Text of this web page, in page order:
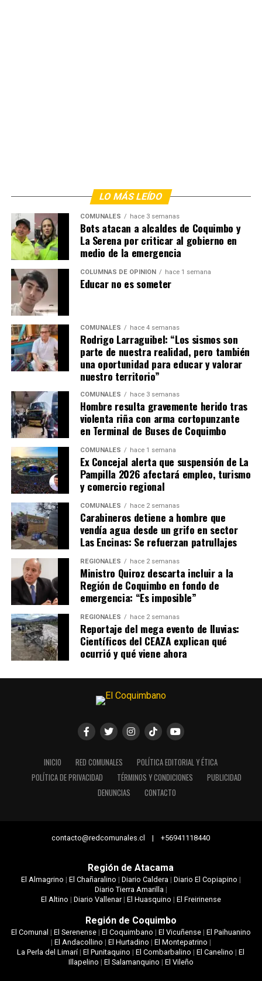
LO MÁS LEÍDO
COMUNALES hace 3 semanas
Bots atacan a alcaldes de Coquimbo y
La Serena por criticar al gobierno en
medio de la emergencia
COLUMNAS DE OPINIÓN hace 1 semana
Educar no es someter
COMUNALES hace 4 semanas
Rodrigo Larraguibel: “Los sismos son
parte de nuestra realidad, pero también
una oportunidad para educar y valorar
nuestro territorio”
COMUNALES hace 3 semanas
Hombre resulta gravemente herido tras
violenta riña con arma cortopunzante
en Terminal de Buses de Coquimbo
COMUNALES hace 1 semana
Ex Concejal alerta que suspensión de La
Pampilla 2026 afectará empleo, turismo
y comercio regional
COMUNALES hace 2 semanas
Carabineros detiene a hombre que
vendía agua desde un grifo en sector
Las Encinas: Se refuerzan patrullajes
REGIONALES hace 2 semanas
Ministro Quiroz descarta incluir a la
Región de Coquimbo en fondo de
emergencia: “Es imposible”
REGIONALES hace 2 semanas
Reportaje del mega evento de lluvias:
Científicos del CEAZA explican qué
ocurrió y qué viene ahora
INICIO RED COMUNALES
POLÍTICA EDITORIAL Y ÉTICA
POLÍTICA DE PRIVACIDAD
TÉRMINOS Y CONDICIONES
PUBLICIDAD
DENUNCIAS
CONTACTO
contacto@redcomunales.cl | +56941118440
Región de Atacama
El Almagrino | El Chañaralino | Diario Caldera | Diario El Copiapino |
Diario Tierra Amarilla |
El Altino | Diario Vallenar| El Huasquino | El Freirinense
Región de Coquimbo
El Comunal | El Serenense| El Coquimbano | El Vicuñense| El Paihuanino
| El Andacollino | El Hurtadino | El Montepatrino |
La Perla del Limarí|El Punitaquino |El Combarbalino |El Canelino |El
Illapelino | El Salamanquino | El Vileño